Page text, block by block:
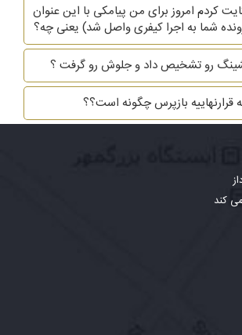
کردم امروز برای من پیامکی با این عنوان
شما به اجرا کیفری واصل شد) یعنی چه؟
رو تشخیص داد و جلوش رو گرفت ؟
قرارنهاییه بازپرس چگونه است؟؟
کند